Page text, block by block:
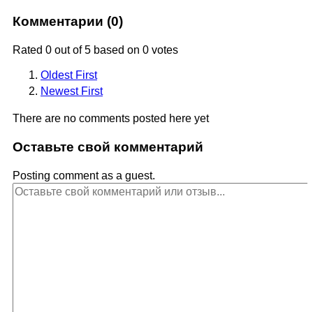
Комментарии (0)
Rated 0 out of 5 based on 0 votes
Oldest First
Newest First
There are no comments posted here yet
Оставьте свой комментарий
Posting comment as a guest.